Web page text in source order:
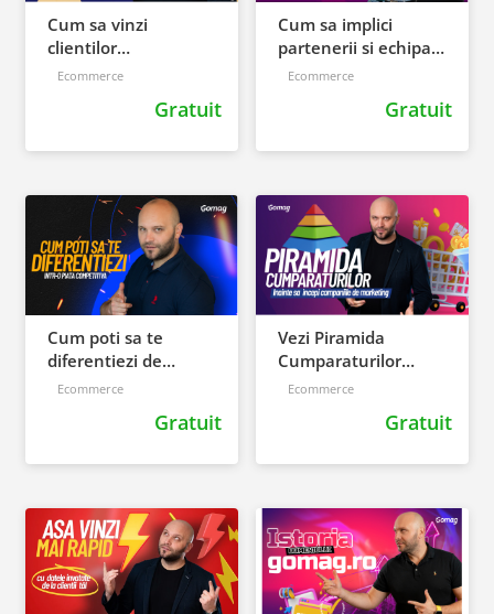
Cum sa vinzi
clientilor
abonamente in
Ecommerce
Gratuit
Cum sa implici
partenerii si echipa
in lansarea unui
Ecommerce
Gratuit
Cum poti sa te
diferentiezi de
concurenta intr-o
Ecommerce
Gratuit
Vezi Piramida
Cumparaturilor
Inainte Sa Incepi
Ecommerce
Gratuit